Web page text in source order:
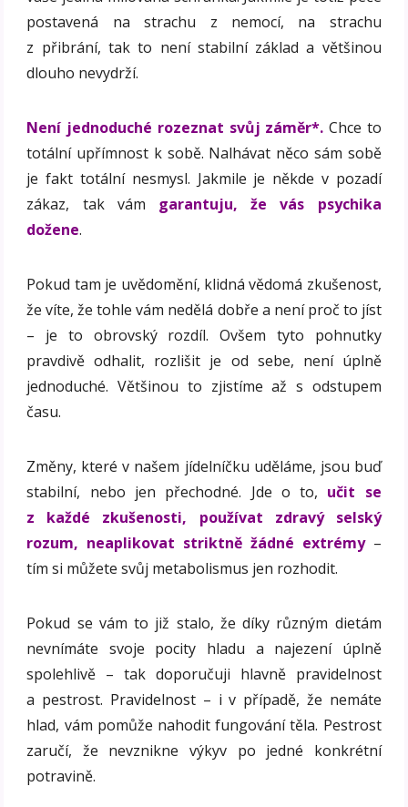
postavená na strachu z nemocí, na strachu
z přibrání, tak to není stabilní základ a většinou
dlouho nevydrží.
Není jednoduché rozeznat svůj záměr*. Chce to
totální upřímnost k sobě. Nalhávat něco sám sobě
je fakt totální nesmysl. Jakmile je někde v pozadí
zákaz, tak vám garantuju, že vás psychika
dožene.
Pokud tam je uvědomění, klidná vědomá zkušenost,
že víte, že tohle vám nedělá dobře a není proč to jíst
– je to obrovský rozdíl. Ovšem tyto pohnutky
pravdivě odhalit, rozlišit je od sebe, není úplně
jednoduché. Většinou to zjistíme až s odstupem
času.
Změny, které v našem jídelníčku uděláme, jsou buď
stabilní, nebo jen přechodné. Jde o to, učit se
z každé zkušenosti, používat zdravý selský
rozum, neaplikovat striktně žádné extrémy–
tím si můžete svůj metabolismus jen rozhodit.
Pokud se vám to již stalo, že díky různým dietám
nevnímáte svoje pocity hladu a najezení úplně
spolehlivě – tak doporučuji hlavně pravidelnost
a pestrost. Pravidelnost – i v případě, že nemáte
hlad, vám pomůže nahodit fungování těla. Pestrost
zaručí, že nevznikne výkyv po jedné konkrétní
potravině.